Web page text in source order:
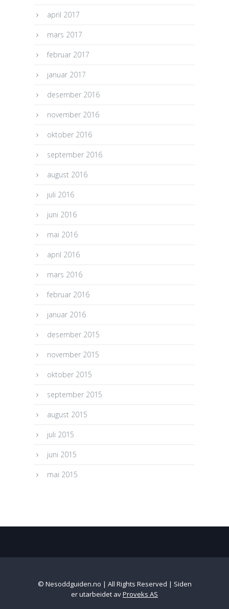
april 2017
mars 2017
februar 2017
januar 2017
desember 2016
november 2016
oktober 2016
september 2016
august 2016
juli 2016
juni 2016
mai 2016
april 2016
mars 2016
februar 2016
januar 2016
desember 2015
november 2015
oktober 2015
september 2015
august 2015
juli 2015
juni 2015
mai 2015
© Nesoddguiden.no | All Rights Reserved | Siden
er utarbeidet avProveks AS